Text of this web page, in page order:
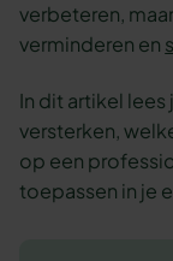
verbeteren,
verminderen en
In dit artikel
versterken,
op een
toepassen in je